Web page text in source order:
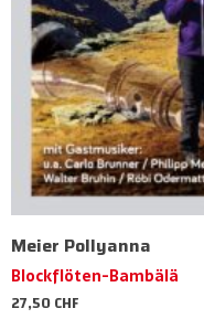
Meier Pollyanna
Blockflöten-Bambälä
27,50CHF